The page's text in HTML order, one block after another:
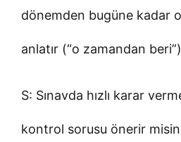
dönemden bugüne kadar
anlatır (“o zamandan
S: Sınavda hızlı karar
kontrol sorusu önerir